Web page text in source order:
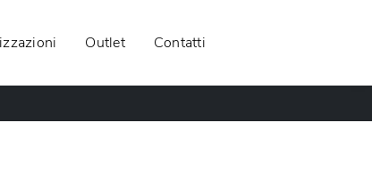
Outlet Contatti